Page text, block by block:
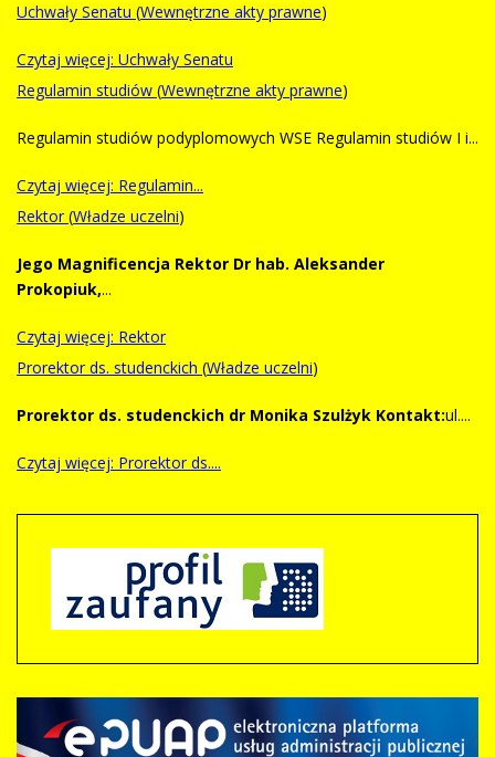
Uchwały Senatu (Wewnętrzne akty prawne)
Czytaj więcej: Uchwały Senatu
Regulamin studiów (Wewnętrzne akty prawne)
Regulamin studiów podyplomowych WSE Regulamin studiów I i...
Czytaj więcej: Regulamin...
Rektor(Władze uczelni)
Jego Magnificencja Rektor Dr hab. Aleksander
Prokopiuk,...
Czytaj więcej: Rektor
Prorektor ds. studenckich (Władze uczelni)
Prorektor ds. studenckich dr Monika Szulżyk Kontakt:ul....
Czytaj więcej: Prorektor ds....